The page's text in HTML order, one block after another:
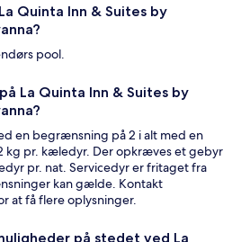
Quinta Inn & Suites by
pool.
La Quinta Inn & Suites by
en begrænsning på 2 i alt med en
kg pr. kæledyr. Der opkræves et gebyr
pr. nat. Servicedyr er fritaget fra
kan gælde. Kontakt
at få flere oplysninger.
på stedet ved La